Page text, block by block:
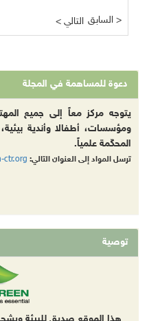
< التالي السابق >
دعوة للمساهمة في المجلة
يتوجه مركز معاً إلى جميع
ومؤسسات، أطفالا وأندية
المحكّمة علمياً.
ترسل المواد إلى العنوان التالي: ctr.org
توصية